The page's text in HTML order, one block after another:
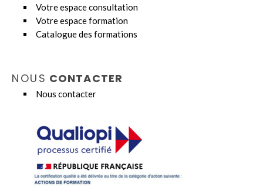
Votre espace consultation
Votre espace formation
Catalogue des formations
NOUS CONTACTER
Nous contacter